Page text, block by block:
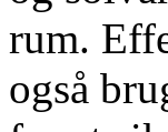
rum.
også